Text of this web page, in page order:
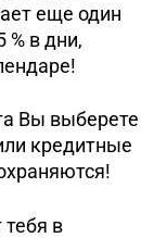
еще один
% в дни,
Вы выберете
кредитные
в